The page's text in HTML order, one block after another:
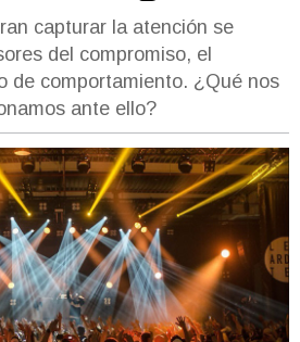
capturar la atención se
del compromiso, el
de comportamiento. ¿Qué nos
ante ello?